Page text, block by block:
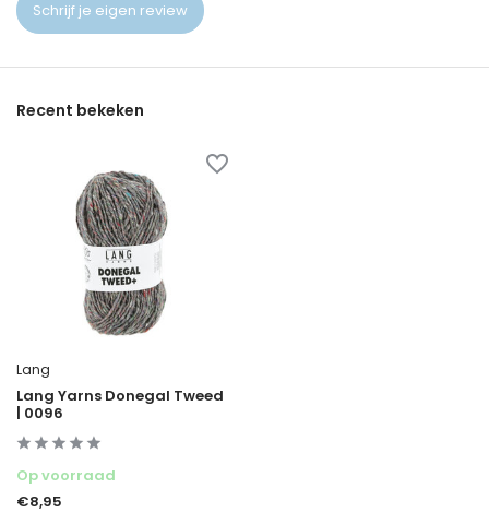
Schrijf je eigen review
Recent bekeken
Lang
Lang Yarns Donegal Tweed
| 0096
Op voorraad
€8,95